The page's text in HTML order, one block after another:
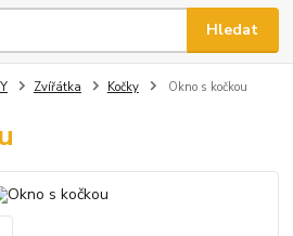
Hledat
Zvířátka Kočky Okno s kočkou